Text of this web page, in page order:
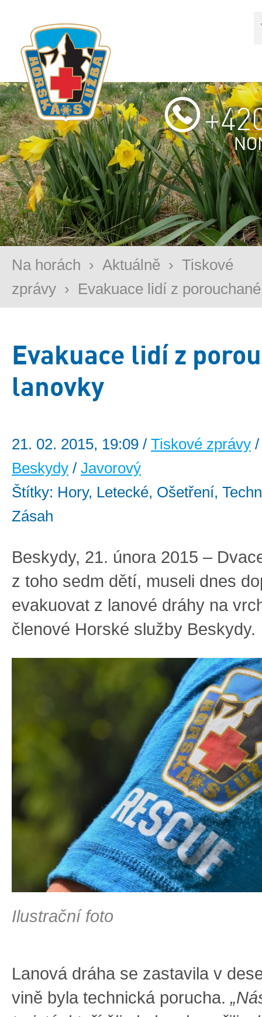
Na horách › Aktuálně › Tiskové
zprávy › Evakuace lidí z
Evakuace lidí z
lanovky
21. 02. 2015, 19:09 / Tiskové zprávy
Beskydy / Javorový
Štítky: Hory, Letecké, Ošetření,
Zásah
Beskydy, 21. února 2015 –
z toho sedm dětí, museli dnes
evakuovat z lanové dráhy na
členové Horské služby Beskydy.
Ilustrační foto
Lanová dráha se zastavila v
vině byla technická porucha.